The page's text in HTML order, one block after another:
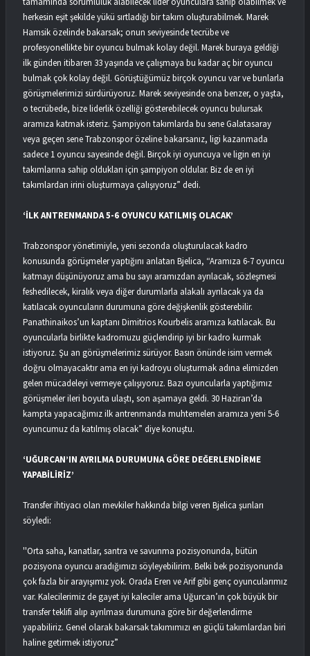
herkesin eşit şekilde yükü sırtladığı bir takım oluşturabilmek. Marek
Hamsik özelinde bakarsak; onun seviyesinde tecrübe ve
profesyonellikte bir oyuncu bulmak kolay değil. Marek buraya geldiği
ilk günden itibaren 33 yaşında ve çalışmaya bu kadar aç bir oyuncu
bulmak çok kolay değil. Görüştüğümüz birçok oyuncu var ve bunlarla
görüşmelerimizi sürdürüyoruz. Marek seviyesinde ona benzer, o yaşta,
o tecrübede, bize liderlik özelliği gösterebilecek oyuncu bulursak
aramıza katmak isteriz. Şampiyon takımlarda bu sene Galatasaray
veya geçen sene Trabzonspor özeline bakarsanız, ligi kazanmada
sadece 1 oyuncu sayesinde değil. Birçok iyi oyuncuya ve ligin en iyi
takımlarına sahip oldukları için şampiyon oldular. Biz de en iyi
takımlardan irini oluşturmaya çalışıyoruz” dedi.
‘İLK ANTRENMANDA 5-6 OYUNCU KATILMIŞ OLACAK’
Trabzonspor yönetimiyle, yeni sezonda oluşturulacak kadro
konusunda görüşmeler yaptığını anlatan Bjelica, “Aramıza 6-7 oyuncu
katmayı düşünüyoruz ama bu sayı aramızdan ayrılacak, sözleşmesi
feshedilecek, kiralık veya diğer durumlarla alakalı ayrılacak ya da
katılacak oyuncuların durumuna göre değişkenlik gösterebilir.
Panathinaikos’un kaptanı Dimitrios Kourbelis aramıza katılacak. Bu
oyuncularla birlikte kadromuzu güçlendirip iyi bir kadro kurmak
istiyoruz. Şu an görüşmelerimiz sürüyor. Basın önünde isim vermek
doğru olmayacaktır ama en iyi kadroyu oluşturmak adına elimizden
gelen mücadeleyi vermeye çalışıyoruz. Bazı oyuncularla yaptığımız
görüşmeler ileri boyuta ulaştı, son aşamaya geldi. 30 Haziran’da
kampta yapacağımız ilk antrenmanda muhtemelen aramıza yeni 5-6
oyuncumuz da katılmış olacak” diye konuştu.
‘UĞURCAN’IN AYRILMA DURUMUNA GÖRE DEĞERLENDİRME
YAPABİLİRİZ’
Transfer ihtiyacı olan mevkiler hakkında bilgi veren Bjelica şunları
söyledi:
''Orta saha, kanatlar, santra ve savunma pozisyonunda, bütün
pozisyona oyuncu aradığımızı söyleyebilirim. Belki bek pozisyonunda
çok fazla bir arayışımız yok. Orada Eren ve Arif gibi genç oyuncularımız
var. Kalecilerimiz de gayet iyi kaleciler ama Uğurcan’ın çok büyük bir
transfer teklifi alıp ayrılması durumuna göre bir değerlendirme
yapabiliriz. Genel olarak bakarsak takımımızı en güçlü takımlardan biri
haline getirmek istiyoruz”